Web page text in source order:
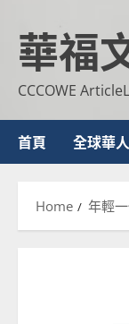
content
華福
CCCOWE
首頁 全球華
Home 年輕